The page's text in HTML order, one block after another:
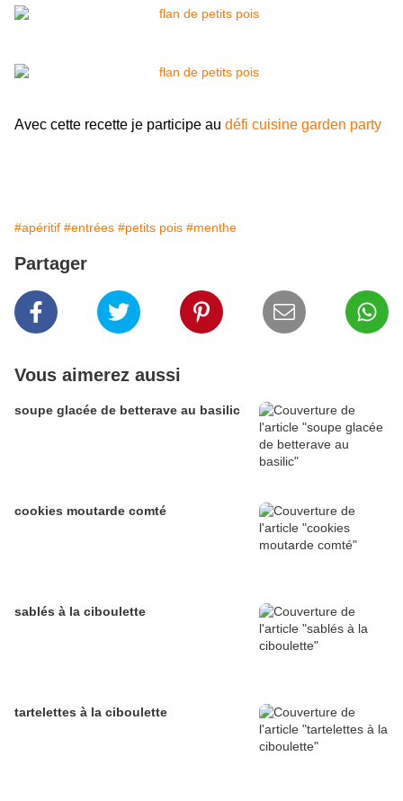
Avec cette recette je participe au défi cuisine garden party
#apéritif #entrées #petits pois #menthe
Partager
Vous aimerez aussi
soupe glacée de betterave au basilic
cookies moutarde comté
sablés à la ciboulette
tartelettes à la ciboulette